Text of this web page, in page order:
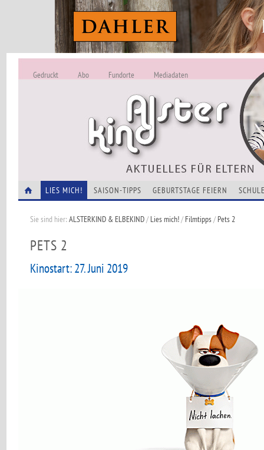
ALSTERKIND -
Alles Neu
Gedruckt Abo Fundorte Mediadaten
LIES MICH! SAISON-TIPPS GEBURTSTAGE FEIERN
Sie sind hier:ALSTERKIND & ELBEKIND/Lies mich!/Filmtipps/Pets 2
PETS 2
Kinostart: 27. Juni 2019